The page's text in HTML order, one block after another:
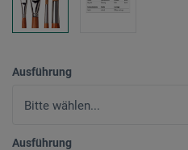
Ausführung
Ausführung